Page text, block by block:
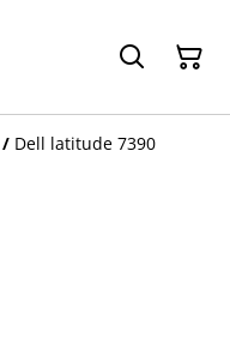
/ Dell latitude 7390